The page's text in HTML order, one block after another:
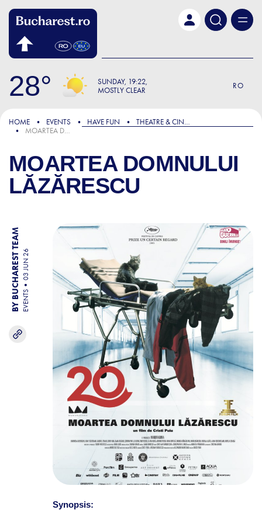
28 SUNDAY 19:22
MOSTLY CLEAR
RO
HOME EVENTS HAVE FUN
THEATRE & CINEMA
MOARTEA DOMNULUI LĂZĂRESCU
MOARTEA DOMNULUI
LĂZĂRESCU
BY BUCHAREST TEAM EVENTS
03 JUN 26
Synopsis: